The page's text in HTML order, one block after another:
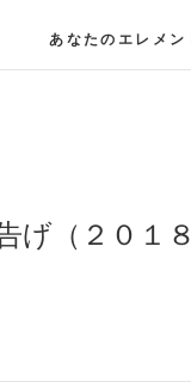
あなたのエレメン
げ（２０１